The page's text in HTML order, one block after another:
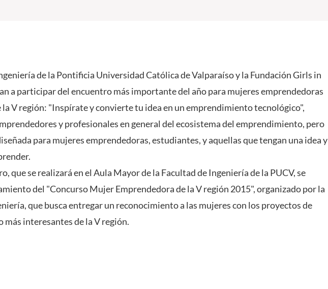
de la Pontificia Universidad Católica de Valparaíso y la Fundación Girls in
a participar del encuentro más importante del año para mujeres emprendedoras
la V región: "Inspírate y convierte tu idea en un emprendimiento tecnológico",
y profesionales en general del ecosistema del emprendimiento, pero
para mujeres emprendedoras, estudiantes, y aquellas que tengan una idea y
que se realizará en el Aula Mayor de la Facultad de Ingeniería de la PUCV, se
del "Concurso Mujer Emprendedora de la V región 2015", organizado por la
que busca entregar un reconocimiento a las mujeres con los proyectos de
interesantes de la V región.